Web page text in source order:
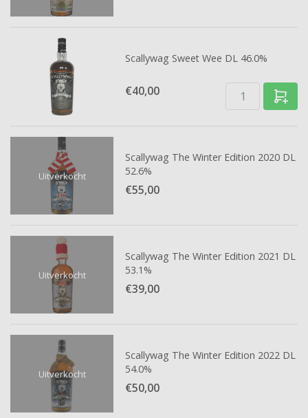
Scallywag Sweet Wee DL 46.0%
€40,00
Uitverkocht
Scallywag The Winter Edition 2020 DL
52.6%
€55,00
Uitverkocht
Scallywag The Winter Edition 2021 DL
53.1%
€39,00
Uitverkocht
Scallywag The Winter Edition 2022 DL
54.0%
€50,00